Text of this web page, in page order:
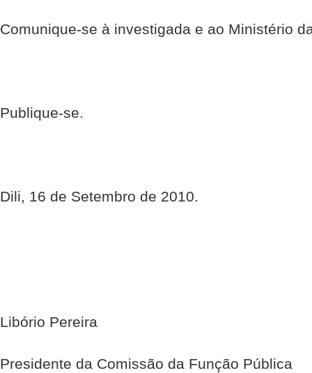
Comunique-se à investigada e ao Ministério
Publique-se.
Dili, 16 de Setembro de 2010.
Libório Pereira
Presidente da Comissão da Função Pública